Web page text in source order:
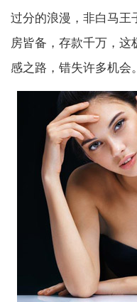
过分的浪漫，非白马王
房皆备，存款千万，
感之路，错失许多机会。